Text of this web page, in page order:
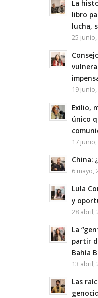
La
libro
lucha,
25 junio,
19
Exilio,
único
17
China:
6 mayo,
Lula
y
28 abril,
La
partir
Bahía
13 abril,
Las